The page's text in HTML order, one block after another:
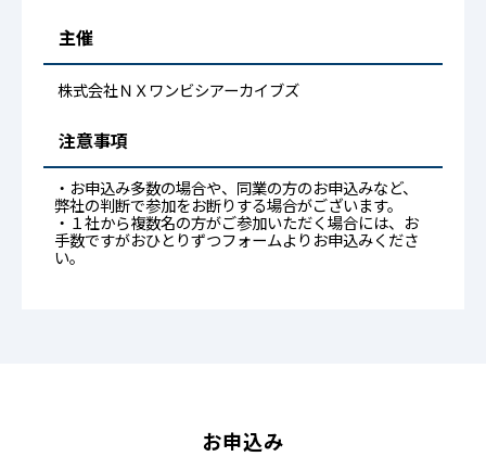
主催
株式会社ＮＸワンビシアーカイブズ
注意事項
・お申込み多数の場合や、同業の方のお申込みなど、
弊社の判断で参加をお断りする場合がございます。
・１社から複数名の方がご参加いただく場合には、お
手数ですがおひとりずつフォームよりお申込みくださ
い。
お申込み